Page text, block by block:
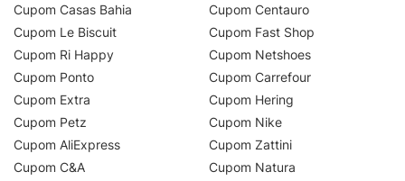
Cupom Casas Bahia
Cupom Le Biscuit
Cupom Ri Happy
Cupom Ponto
Cupom Extra
Cupom Petz
Cupom AliExpress
Cupom C&A
Cupom Centauro
Cupom Fast Shop
Cupom Netshoes
Cupom Carrefour
Cupom Hering
Cupom Nike
Cupom Zattini
Cupom Natura